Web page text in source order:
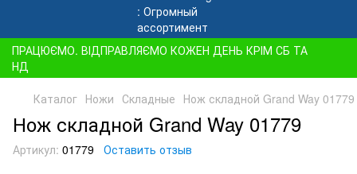
ПРАЦЮЄМО. ВІДПРАВЛЯЄМО КОЖЕН ДЕНЬ КРІМ СБ ТА
НД
Каталог Ножи Складные Нож складной Grand Way 01779
Нож складной Grand Way 01779
Артикул: 01779 Оставить отзыв